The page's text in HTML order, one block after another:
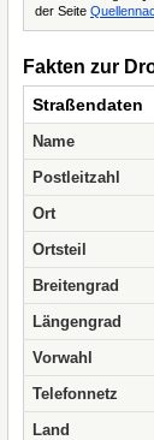
der Seite
Fakten zur
Straßendaten
Name
Postleitzahl
Ort
Ortsteil
Breitengrad
Längengrad
Vorwahl
Telefonnetz
Land